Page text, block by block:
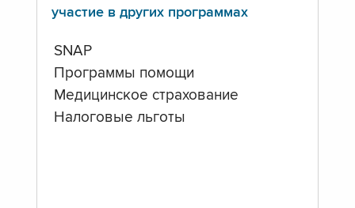
участие в других программах
SNAP
Программы помощи
Медицинское страхование
Налоговые льготы